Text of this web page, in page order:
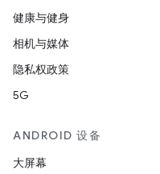
健康与健身
相机与媒体
隐私权政策
5G
ANDROID 设备
大屏幕